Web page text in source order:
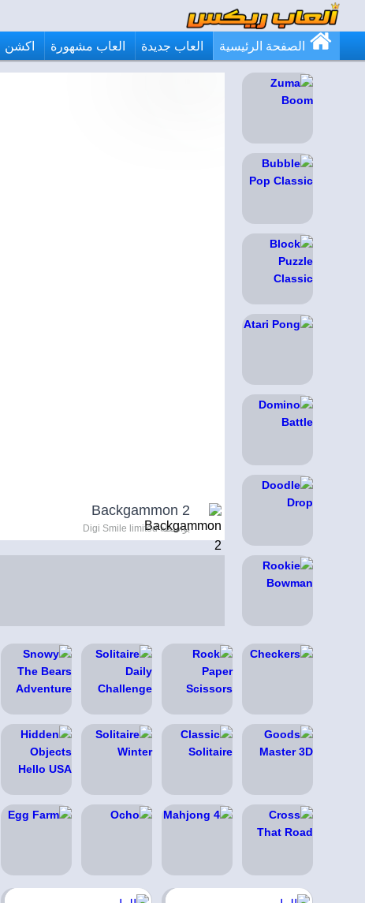
الصفحة الرئيسية العاب جديدة العاب مشهورة اكشن
Backgammon 2
بواسطة Digi Smile limited